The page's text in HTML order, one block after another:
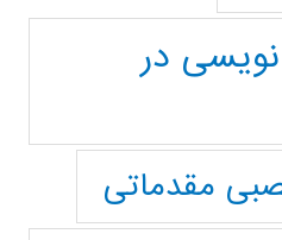
در
مقدماتی